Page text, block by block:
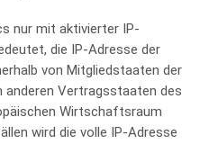
nur mit aktivierter IP-
die IP-Adresse der
von Mitgliedstaaten der
anderen Vertragsstaaten des
Wirtschaftsraum
wird die volle IP-Adresse